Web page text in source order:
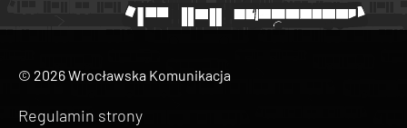
© 2026 Wrocławska Komunikacja
Regulamin strony